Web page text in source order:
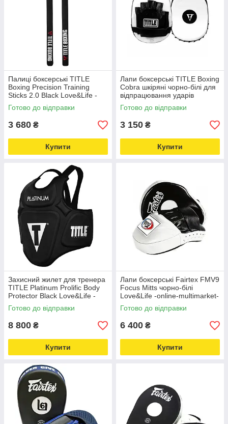
Палиці боксерські TITLE
Boxing Precision Training
Sticks 2.0 Black Love&Life -
online-multimarket-
Готово до відправки
3 680 ₴
Купити
Лапи боксерські TITLE Boxing
Cobra шкіряні чорно-білі для
відпрацювання ударів
Love&Life -online-multimarket-
Готово до відправки
3 150 ₴
Купити
Захисний жилет для тренера
TITLE Platinum Prolific Body
Protector Black Love&Life -
online-multimarket-
Готово до відправки
8 800 ₴
Купити
Лапи боксерські Fairtex FMV9
Focus Mitts чорно-білі
Love&Life -online-multimarket-
Готово до відправки
6 400 ₴
Купити